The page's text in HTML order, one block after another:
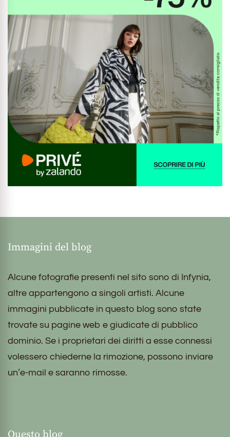
Immagini del blog
Alcune fotografie presenti nel sito sono di Infynia,
altre appartengono a singoli artisti. Alcune
immagini pubblicate in questo blog sono state
trovate su pagine web e giudicate di pubblico
dominio. Se i proprietari dei diritti a esse connessi
volessero chiederne la rimozione, possono inviare
un’e-mail e saranno rimosse.